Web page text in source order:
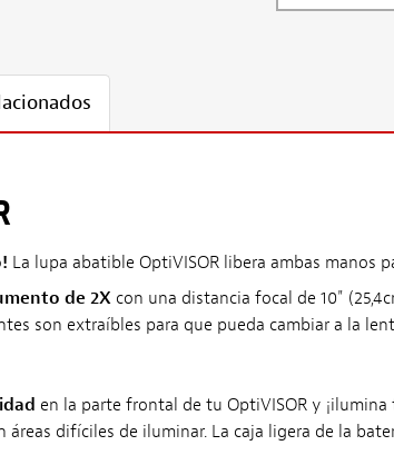
La lupa abatible OptiVISOR libera ambas manos
de 2Xcon una distancia focal de 10"
son extraíbles para que pueda cambiar a la
en la parte frontal de tu OptiVISOR y
áreas difíciles de iluminar. La caja ligera de la